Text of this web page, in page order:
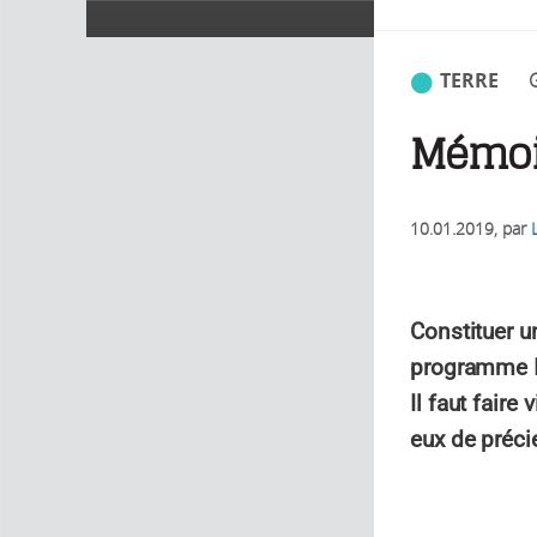
TERRE
10.01.2019, par
Constituer
programme
Il faut faire
eux de